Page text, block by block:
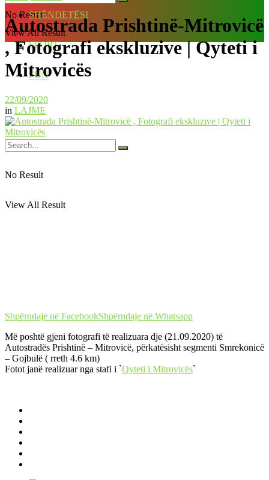
No Result
View All Result
SHËNDETËSI
SPORT
FUN
No Result
View All Result
Autostrada Prishtinë-Mitrovicë
, Fotografi ekskluzive | Qyteti i
Mitrovicës
22/09/2020
in LAJME
Shpërndaje në FacebookShpërndaje në Whatsapp
Më poshtë gjeni fotografi të realizuara dje (21.09.2020) të
Autostradës Prishtinë – Mitrovicë, përkatësisht segmenti Smrekonicë
– Gojbulë ( rreth 4.6 km)
Fotot janë realizuar nga stafi i `Qyteti i Mitrovicës`